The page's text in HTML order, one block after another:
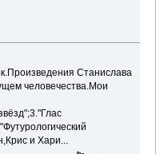
Станислава
человечества.Мои
и Хари...